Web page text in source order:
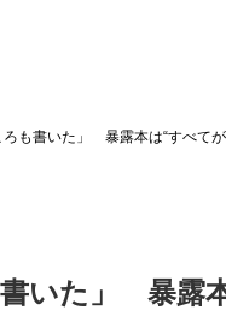
ろも書いた」 暴露本は“すべて
いた」 暴露